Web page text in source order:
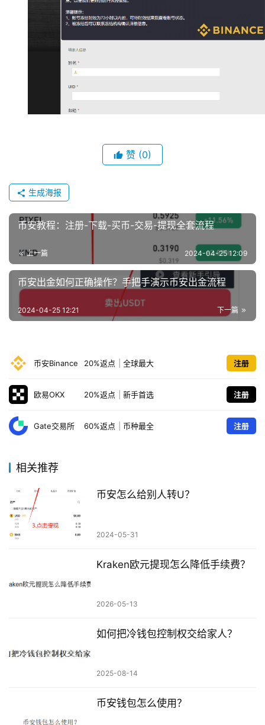
赞 (0)
生成海报
币安教程：注册-下载-买币-交易-提现全套流程
上一篇 2024-04-25 12:09
币安出金如何正确操作？手把手演示币安出金流程
下一篇
2024-04-25 12:21
币安Binance 20%返点 全球最大 注册
欧易OKX 20%返点 新手首选 注册
Gate交易所 60%返点 币种最全 注册
相关推荐
币安怎么给别人转U？
2024-05-31
Kraken欧元提现怎么降低手续费？
2026-05-13
如何把冷钱包控制权交给家人？
2025-08-14
币安钱包怎么使用？